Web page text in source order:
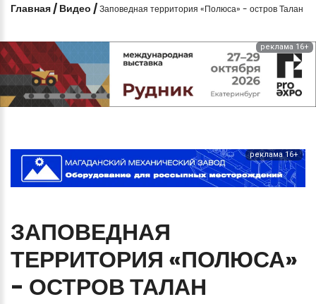
Главная / Видео /Заповедная территория «Полюса» - остров Талан
реклама 16+
реклама 16+
ЗАПОВЕДНАЯ
ТЕРРИТОРИЯ «ПОЛЮСА»
- ОСТРОВТАЛАН